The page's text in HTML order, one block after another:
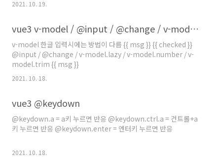
2021. 10. 19.
vue3 v-model / @input / @change / v-model.lazy / v-model.number / v-model.trim
v-model 한글 입력시에는 방법이 다름 {{ msg }} {{ checked }}
@input / @change / v-model.lazy / v-model.number / v-
model.trim {{ msg }}
2021. 10. 18.
vue3 @keydown
@keydown.a = a키 누르면 반응 @keydown.ctrl.a = 컨트롤+a
키 누르면 반응 @keydown.enter = 엔터키 누르면 반응
2021. 10. 18.